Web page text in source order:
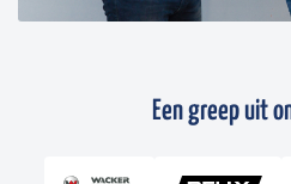
Een greep uit